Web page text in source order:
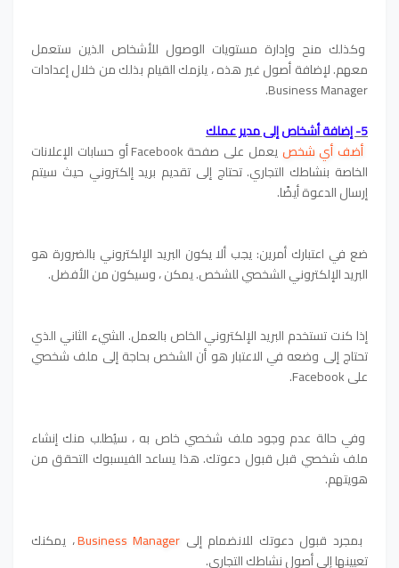
وكذلك منح وإدارة مستويات الوصول للأشخاص الذين ستعمل
معهم. لإضافة أصول غير هذه ، يلزمك القيام بذلك من خلال إعدادات
Business Manager.
5- إضافة أشخاص إلى مدير عملك
أضف أي شخص
يعمل على صفحة Facebook أو حسابات الإعلانات
الخاصة بنشاطك التجاري. تحتاج إلى تقديم بريد إلكتروني حيث سيتم
إرسال الدعوة أيضًا.
ضع في اعتبارك أمرين: يجب ألا يكون البريد الإلكتروني بالضرورة هو
البريد الإلكتروني الشخصي للشخص. يمكن ، وسيكون من الأفضل.
إذا كنت تستخدم البريد الإلكتروني الخاص بالعمل. الشيء الثاني الذي
تحتاج إلى وضعه في الاعتبار هو أن الشخص بحاجة إلى ملف شخصي
على Facebook.
وفي حالة عدم وجود ملف شخصي خاص به ، سيُطلب منك إنشاء
ملف شخصي قبل قبول دعوتك. هذا يساعد الفيسبوك التحقق من
هويتهم.
بمجرد قبول دعوتك للانضمام إلى Business Manager، يمكنك
تعيينها إلى أصول نشاطك التجاري.